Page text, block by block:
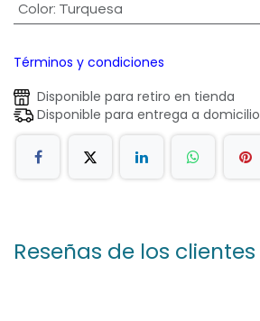
Color: Turquesa
Términos y condiciones
Disponible para retiro en tienda
Disponible para entrega a domicilio
Reseñas de los clientes